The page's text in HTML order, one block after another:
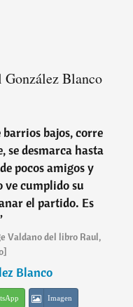
González Blanco
barrios bajos, corre
se desmarca hasta
pocos amigos y
ve cumplido su
el partido. Es
Valdano del libro Raul,
Blanco
Imagen